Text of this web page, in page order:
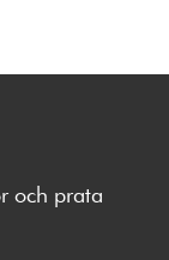
och prata